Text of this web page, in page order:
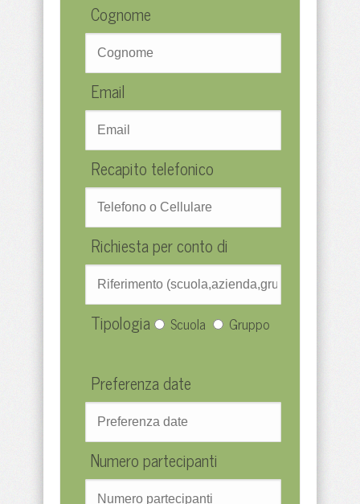
Cognome
Email
Recapito telefonico
Richiesta per conto di
Tipologia Scuola Gruppo
Preferenza date
Numero partecipanti